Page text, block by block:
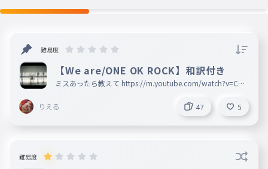
難易度
【We are/ONE OK ROCK】和訳付き
ミスあったら教えて https://m.youtube.com/watch?v=CRL
りえる
47 5
難易度